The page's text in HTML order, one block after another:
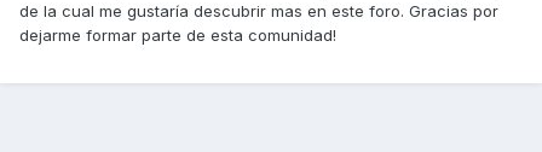
de la cual me gustaría descubrir mas en este foro. Gracias por
dejarme formar parte de esta comunidad!